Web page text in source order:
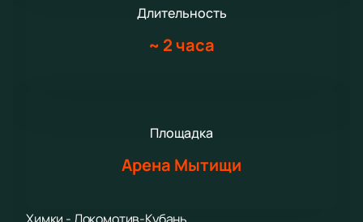
Длительность
~ 2 часа
Площадка
Арена Мытищи